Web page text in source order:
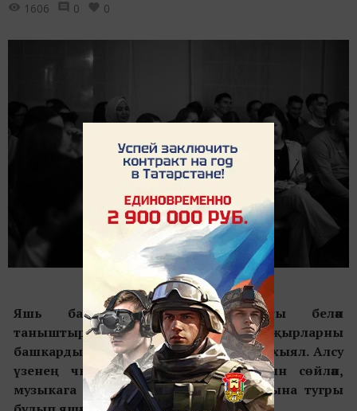
1606 0 0
Яшь башкаручы үзенең иҗаты белән
таныштырды һәм башка
популяр җырларны
башкарды.
Очрашуның төп темасы – хыял. Алсу
үзенең чыгышлары аша үз тарихын сөйләп,
музыкага мәхәббәтен аңлатып, үз хыялына тугры